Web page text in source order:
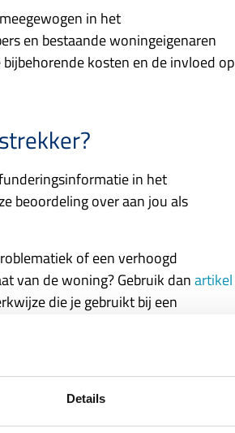
Details
in het
en bestaande woningeigenaren
kosten en de invloed op
in het
beoordeling over aan jou als
of een verhoogd
van de woning? Gebruik danartikel
die je gebruikt bij een
toekomst funderingsherstel nodig
NHG werkt daarom aan een
uitgaan van het